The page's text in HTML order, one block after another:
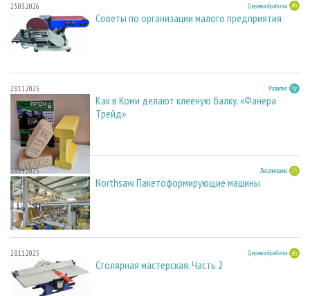
23.03.2026 Деревообработка
Советы по организации малого предприятия
28.11.2025 Развитие
Как в Коми делают клееную балку. «Фанера
Трейд»
28.11.2025 Лесопиление
Northsaw. Пакетоформирующие машины
28.11.2025 Деревообработка
Столярная мастерская. Часть 2